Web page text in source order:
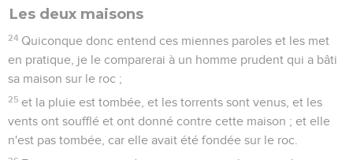
Les deux maisons
24 Quiconque donc entend ces miennes paroles et les met
en pratique, je le comparerai à un homme prudent qui a bâti
sa maison sur le roc ;
25 et la pluie est tombée, et les torrents sont venus, et les
vents ont soufflé et ont donné contre cette maison ; et elle
n'est pas tombée, car elle avait été fondée sur le roc.